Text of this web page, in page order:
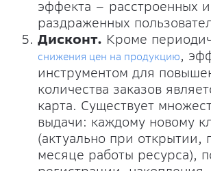
эффекта – расстроенных и
раздраженных
Дисконт. Кроме
снижения цен на продукцию,
инструментом для
количества заказов
карта. Существует
выдачи: каждому новому
(актуально при открытии,
месяце работы ресурса),